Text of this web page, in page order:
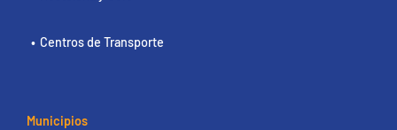
Centros de Transporte
Municipios